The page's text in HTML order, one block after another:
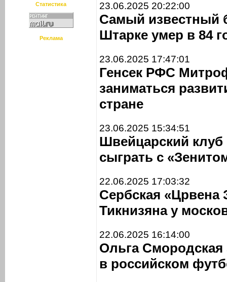
Статистика
Реклама
23.06.2025 20:22:00
Самый известный
Штарке умер в 84
23.06.2025 17:47:01
Генсек РФС
заниматься
стране
23.06.2025 15:34:51
Швейцарский клуб
сыграть с
22.06.2025 17:03:32
Сербская «Црвена
Тикнизяна у
22.06.2025 16:14:00
Ольга Смородская
в российском